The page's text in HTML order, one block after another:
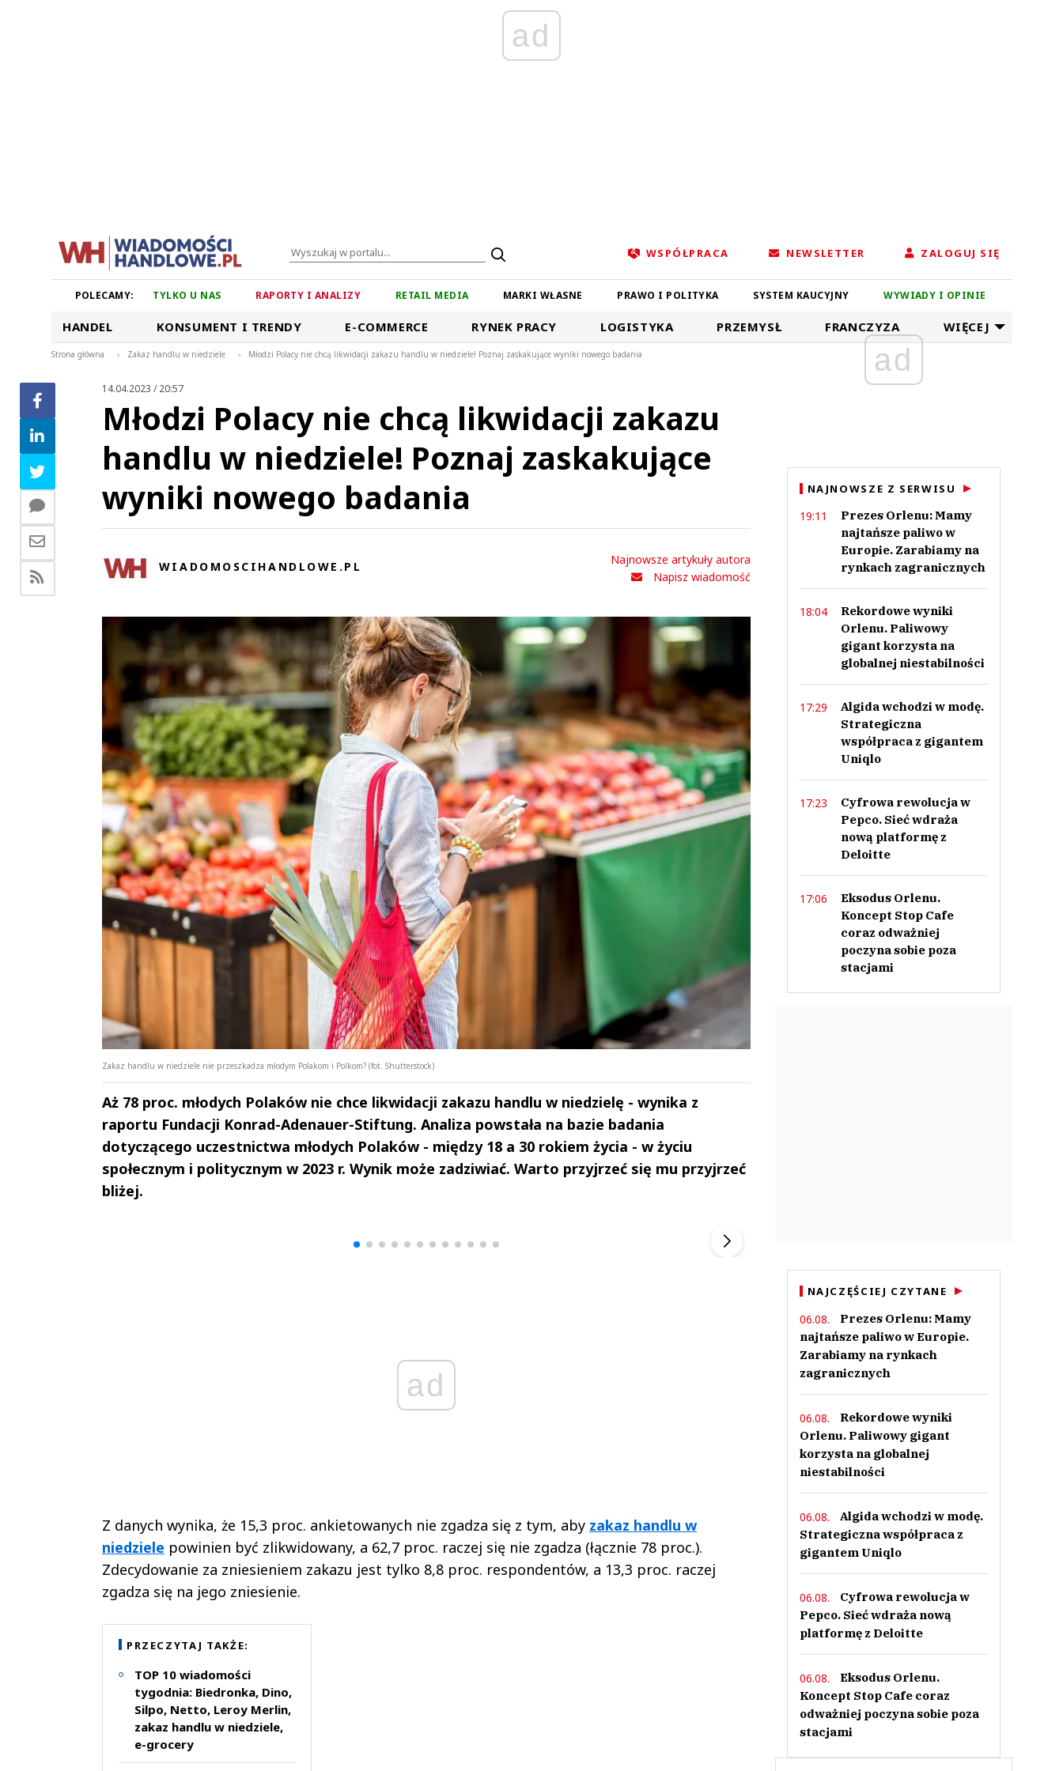
ad
WSPÓŁPRACA NEWSLETTER ZALOGUJ SIĘ
POLECAMY: TYLKO U NAS RAPORTY I ANALIZY RETAIL MEDIA MARKI WŁASNE PRAWO I POLITYKA SYSTEM KAUCYJNY WYWIADY I OPINIE
HANDEL KONSUMENT I TRENDY E-COMMERCE RYNEK PRACY LOGISTYKA PRZEMYSŁ FRANCZYZA WIĘCEJ
Strona główna > Zakaz handlu w niedziele > Młodzi Polacy nie chcą likwidacji zakazu handlu w niedziele! Poznaj zaskakujące wyniki nowego badania
14.04.2023 / 20:57
Młodzi Polacy nie chcą likwidacji zakazu
handlu w niedziele! Poznaj zaskakujące
wyniki nowego badania
WIADOMOSCIHANDLOWE.PL
Najnowsze artykuły autora
Napisz wiadomość
Zakaz handlu w niedziele nie przeszkadza młodym Polakom i Polkom? (fot. Shutterstock)
Aż 78 proc. młodych Polaków nie chce likwidacji zakazu handlu w niedzielę - wynika z
raportu Fundacji Konrad-Adenauer-Stiftung. Analiza powstała na bazie badania
dotyczącego uczestnictwa młodych Polaków - między 18 a 30 rokiem życia - w życiu
społecznym i politycznym w 2023 r. Wynik może zadziwiać. Warto przyjrzeć się mu przyjrzeć
bliżej.
ad
Z danych wynika, że 15,3 proc. ankietowanych nie zgadza się z tym, aby zakaz handlu w
niedziele powinien być zlikwidowany, a 62,7 proc. raczej się nie zgadza (łącznie 78 proc.).
Zdecydowanie za zniesieniem zakazu jest tylko 8,8 proc. respondentów, a 13,3 proc. raczej
zgadza się na jego zniesienie.
PRZECZYTAJ TAKŻE:
TOP 10 wiadomości
tygodnia: Biedronka, Dino,
Silpo, Netto, Leroy Merlin,
zakaz handlu w niedziele,
e-grocery
Andrzej i Marta
ad
NAJNOWSZE Z SERWISU
19:11
Prezes Orlenu: Mamy
najtańsze paliwo w
Europie. Zarabiamy na
rynkach zagranicznych
18:04
Rekordowe wyniki
Orlenu. Paliwowy
gigant korzysta na
globalnej niestabilności
17:29
Algida wchodzi w modę.
Strategiczna
współpraca z gigantem
Uniqlo
17:23
Cyfrowa rewolucja w
Pepco. Sieć wdraża
nową platformę z
Deloitte
17:06
Eksodus Orlenu.
Koncept Stop Cafe
coraz odważniej
poczyna sobie poza
stacjami
NAJCZĘŚCIEJ CZYTANE
06.08.
Prezes Orlenu: Mamy
najtańsze paliwo w Europie.
Zarabiamy na rynkach
zagranicznych
06.08.
Rekordowe wyniki
Orlenu. Paliwowy gigant
korzysta na globalnej
niestabilności
06.08.
Algida wchodzi w modę.
Strategiczna współpraca z
gigantem Uniqlo
06.08.
Cyfrowa rewolucja w
Pepco. Sieć wdraża nową
platformę z Deloitte
06.08.
Eksodus Orlenu.
Koncept Stop Cafe coraz
odważniej poczyna sobie poza
stacjami